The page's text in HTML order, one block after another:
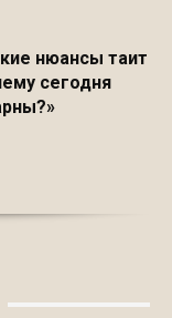
нюансы таит
сегодня